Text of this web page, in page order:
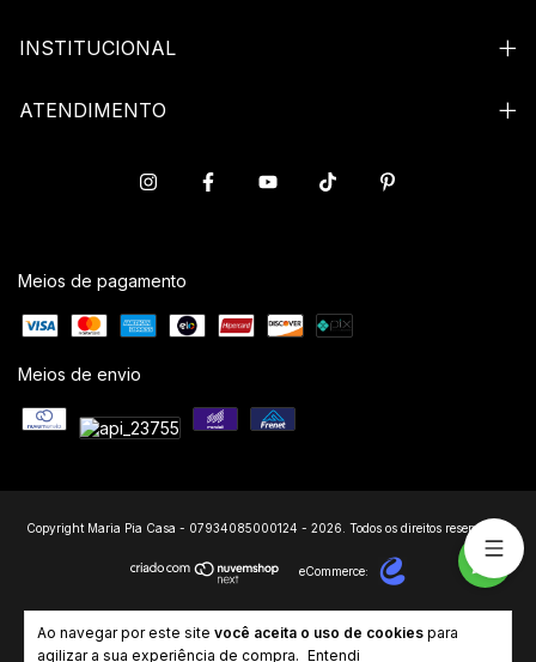
Ao navegar por este site você aceita o uso de cookies para
agilizar a sua experiência de compra. Entendi
INSTITUCIONAL
ATENDIMENTO
Meios de pagamento
Meios de envio
Copyright Maria Pia Casa - 07934085000124 - 2026. Todos os direitos reservados.
eCommerce: